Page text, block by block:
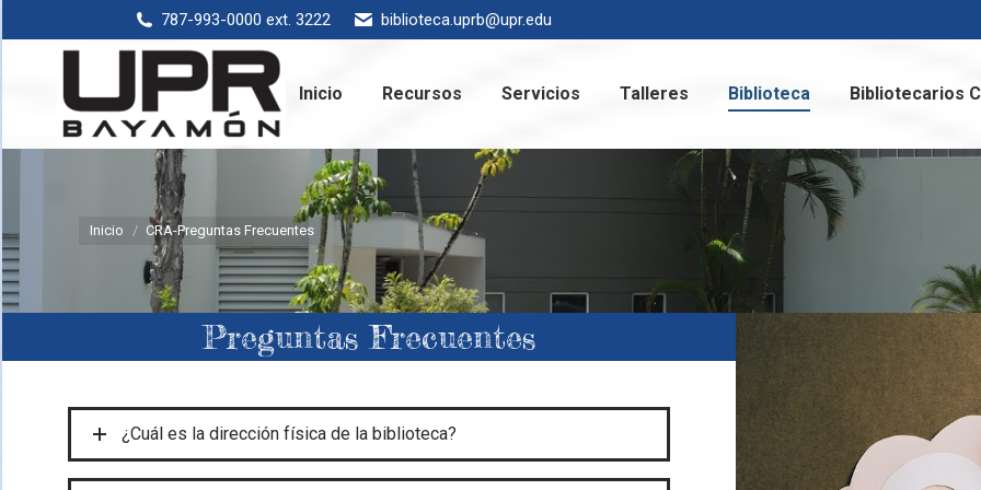
787-993-0000 ext. 3222 biblioteca.uprb@upr.edu
Inicio Recursos Servicios Talleres Biblioteca Bibliotecarios
Estás aquí:
Inicio CRA-Preguntas Frecuentes
Preguntas Frecuentes
¿Cuál es la dirección física de la biblioteca?
Inicio Recursos Servicios Talleres Biblioteca
Contáctanos